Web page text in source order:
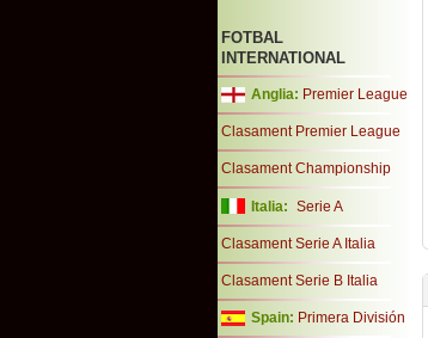
FOTBAL
INTERNATIONAL
Anglia: Premier League
Clasament Premier League
Clasament Championship
Italia: Serie A
Clasament Serie A Italia
Clasament Serie B Italia
Spain: Primera División